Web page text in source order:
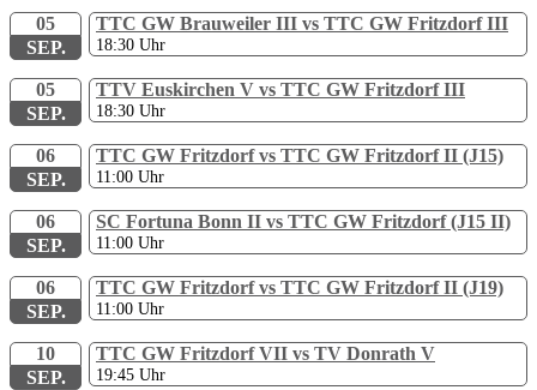
05
SEP.
TTC GW Brauweiler III vs TTC GW Fritzdorf III
18:30 Uhr
05
SEP.
TTV Euskirchen V vs TTC GW Fritzdorf III
18:30 Uhr
06
SEP.
TTC GW Fritzdorf vs TTC GW Fritzdorf II (J15)
11:00 Uhr
06
SEP.
SC Fortuna Bonn II vs TTC GW Fritzdorf (J15 II)
11:00 Uhr
06
SEP.
TTC GW Fritzdorf vs TTC GW Fritzdorf II (J19)
11:00 Uhr
10
SEP.
TTC GW Fritzdorf VII vs TV Donrath V
19:45 Uhr